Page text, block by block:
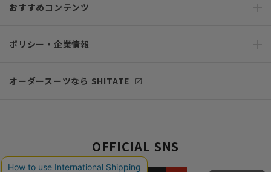
おすすめコンテンツ
ポリシー・企業情報
オーダースーツなら SHITATE
OFFICIAL SNS